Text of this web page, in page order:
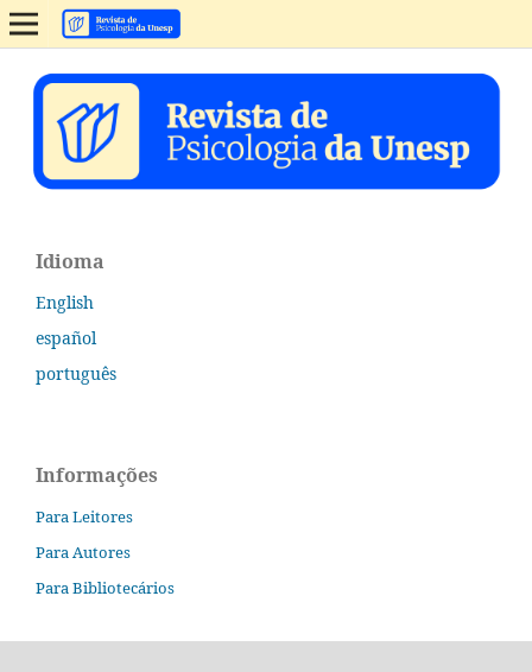
Idioma
English
español
português
Informações
Para Leitores
Para Autores
Para Bibliotecários